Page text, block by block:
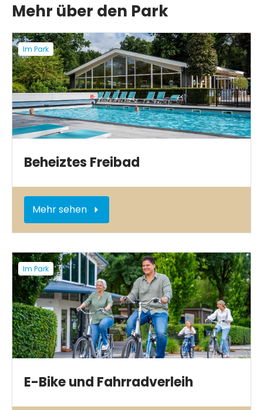
Mehr über den Park
Im Park
Beheiztes Freibad
Mehr sehen
Im Park
E-Bike und Fahrradverleih